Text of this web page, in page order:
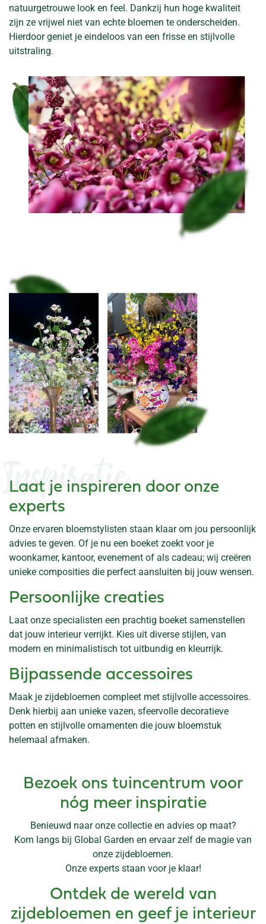
natuurgetrouwe look en feel. Dankzij hun hoge kwaliteit
zijn ze vrijwel niet van echte bloemen te onderscheiden.
Hierdoor geniet je eindeloos van een frisse en stijlvolle
uitstraling.
Laat je inspireren door onze
experts
Inspiratie
Onze ervaren bloemstylisten staan klaar om jou persoonlijk
advies te geven. Of je nu een boeket zoekt voor je
woonkamer, kantoor, evenement of als cadeau; wij creëren
unieke composities die perfect aansluiten bij jouw wensen.
Persoonlijke creaties
Laat onze specialisten een prachtig boeket samenstellen
dat jouw interieur verrijkt. Kies uit diverse stijlen, van
modern en minimalistisch tot uitbundig en kleurrijk.
Bijpassende accessoires
Maak je zijdebloemen compleet met stijlvolle accessoires.
Denk hierbij aan unieke vazen, sfeervolle decoratieve
potten en stijlvolle ornamenten die jouw bloemstuk
helemaal afmaken.
Bezoek ons tuincentrum voor
nóg meer inspiratie
Benieuwd naar onze collectie en advies op maat?
Kom langs bij Global Garden en ervaar zelf de magie van
onze zijdebloemen.
Onze experts staan voor je klaar!
Ontdek de wereld van
zijdebloemen en geef je interieur